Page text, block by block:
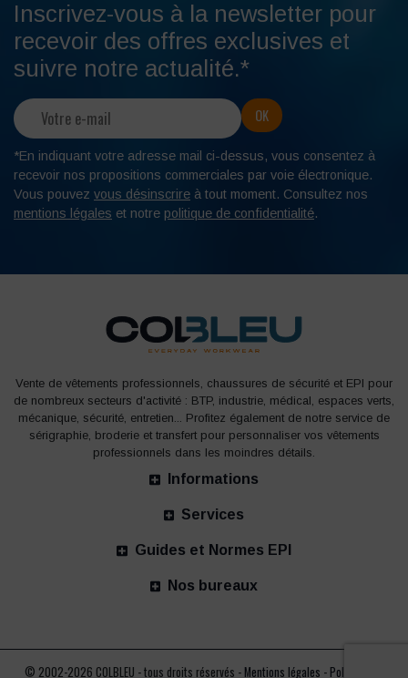
Inscrivez-vous à la newsletter pour
recevoir des offres exclusives et
suivre notre actualité.*
*En indiquant votre adresse mail ci-dessus, vous consentez à
recevoir nos propositions commerciales par voie électronique.
Vous pouvez vous désinscrire à tout moment. Consultez nos
mentions légales et notre politique de confidentialité.
Vente de vêtements professionnels, chaussures de sécurité et EPI pour
de nombreux secteurs d'activité : BTP, industrie, médical, espaces verts,
mécanique, sécurité, entretien... Profitez également de notre service de
sérigraphie, broderie et transfert pour personnaliser vos vêtements
professionnels dans les moindres détails.
Informations
Services
Guides et Normes EPI
Nos bureaux
© 2002-2026 COLBLEU - tous droits réservés - Mentions légales - Politique de